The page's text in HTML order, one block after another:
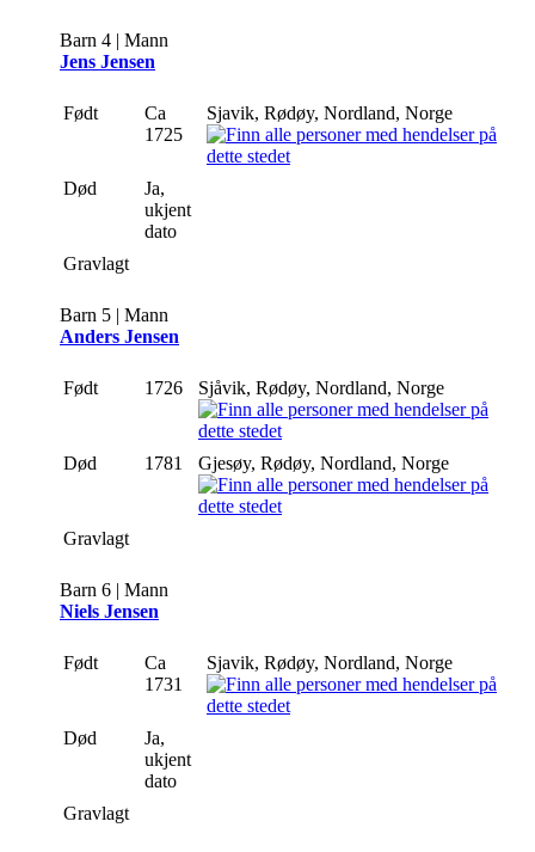
Barn 4 | Mann
Jens Jensen
Født
Ca
1725
Sjavik, Rødøy, Nordland, Norge
Død
Ja,
ukjent
dato
Gravlagt
Barn 5 | Mann
Anders Jensen
Født 1726 Sjåvik, Rødøy, Nordland, Norge
Død 1781 Gjesøy, Rødøy, Nordland, Norge
Gravlagt
Barn 6 | Mann
Niels Jensen
Født
Ca
1731
Sjavik, Rødøy, Nordland, Norge
Død
Ja,
ukjent
dato
Gravlagt